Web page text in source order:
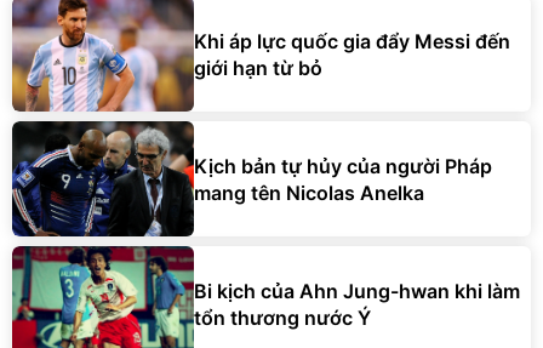
Khi áp lực quốc gia đẩy Messi đến
giới hạn từ bỏ
Kịch bản tự hủy của người Pháp
mang tên Nicolas Anelka
Bi kịch của Ahn Jung-hwan khi làm
tổn thương nước Ý